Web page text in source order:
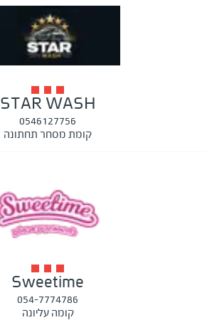
STAR WASH
0546127756
קומת מסחר תחתונה
Sweetime
054-7774786
קומה עליונה